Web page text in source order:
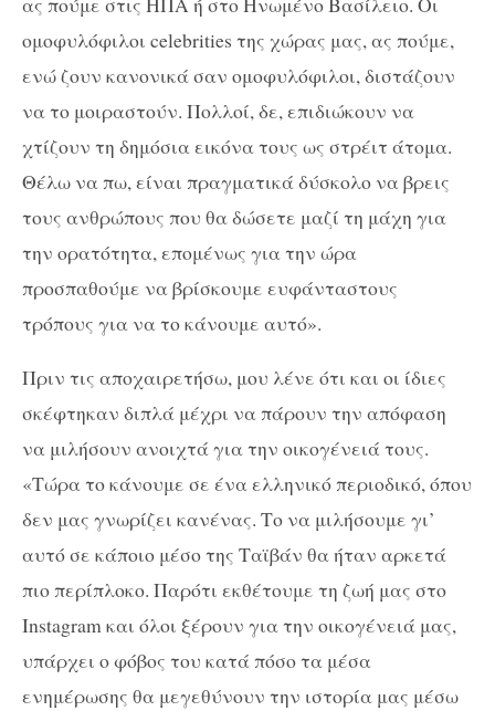
ομοφυλόφιλοι celebrities της χώρας μας, ας πούμε,
ενώ ζουν κανονικά σαν ομοφυλόφιλοι, διστάζουν
να το μοιραστούν. Πολλοί, δε, επιδιώκουν να
χτίζουν τη δημόσια εικόνα τους ως στρέιτ άτομα.
Θέλω να πω, είναι πραγματικά δύσκολο να βρεις
τους ανθρώπους που θα δώσετε μαζί τη μάχη για
την ορατότητα, επομένως για την ώρα
προσπαθούμε να βρίσκουμε ευφάνταστους
τρόπους για να το κάνουμε αυτό».
Πριν τις αποχαιρετήσω, μου λένε ότι και οι ίδιες
σκέφτηκαν διπλά μέχρι να πάρουν την απόφαση
να μιλήσουν ανοιχτά για την οικογένειά τους.
«Τώρα το κάνουμε σε ένα ελληνικό περιοδικό, όπου
δεν μας γνωρίζει κανένας. Το να μιλήσουμε γι’
αυτό σε κάποιο μέσο της Ταϊβάν θα ήταν αρκετά
πιο περίπλοκο. Παρότι εκθέτουμε τη ζωή μας στο
Instagram και όλοι ξέρουν για την οικογένειά μας,
υπάρχει ο φόβος του κατά πόσο τα μέσα
ενημέρωσης θα μεγεθύνουν την ιστορία μας μέσω